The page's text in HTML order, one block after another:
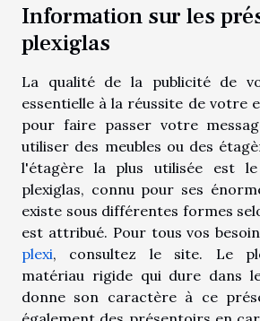
Information sur les
plexiglas
La qualité de la publicité de
essentielle à la réussite de votre
pour faire passer votre
utiliser des meubles ou des
l'étagère la plus utilisée est
plexiglas, connu pour ses
existe sous différentes formes
est attribué. Pour tous vos
plexi, consultez le site. Le
matériau rigide qui dure dans
donne son caractère à ce